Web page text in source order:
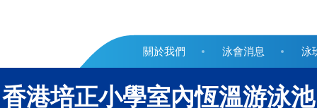
關於我們 泳會消息 泳
香港培正小學室內恆溫游泳池